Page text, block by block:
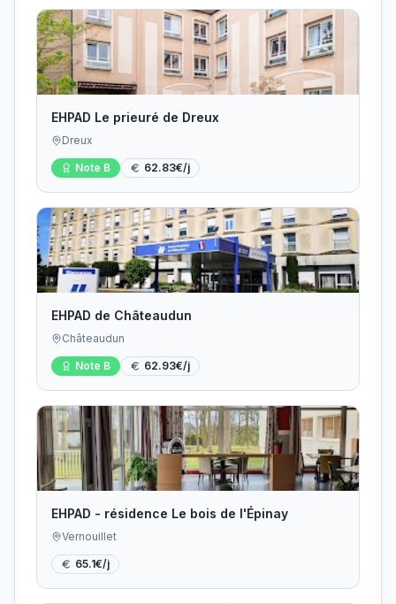
EHPAD Le prieuré de Dreux
Dreux
Note B 62.83€/j
EHPAD de Châteaudun
Châteaudun
Note B 62.93€/j
EHPAD - résidence Le bois de l'Épinay
Vernouillet
65.1€/j